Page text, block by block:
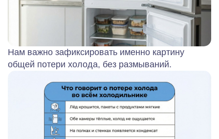
Нам важно зафиксировать именно картину
общей потери холода, без размываний.